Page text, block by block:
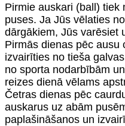
Pirmie auskari (ball) tiek
puses. Ja Jūs vēlaties
dārgākiem, Jūs varēsiet
Pirmās dienas pēc ausu
izvairīties no tieša
no sporta nodarbībām
reizes dienā vēlams
Četras dienas pēc
auskarus uz abām
paplašināšanos un